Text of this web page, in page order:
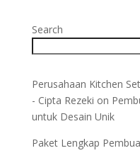
Search
Perusahaan Kitchen
- Cipta Rezeki on
untuk Desain Unik
Paket Lengkap